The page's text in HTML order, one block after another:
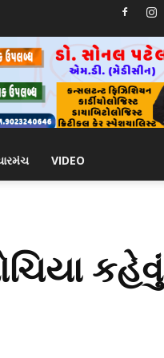
VIDEO
કહેવું